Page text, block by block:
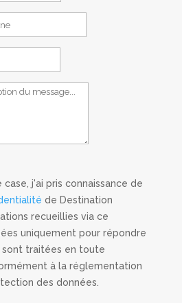
j'ai pris connaissance de
de Destination
recueillies via ce
uniquement pour répondre
traitées en toute
à la réglementation
des données.